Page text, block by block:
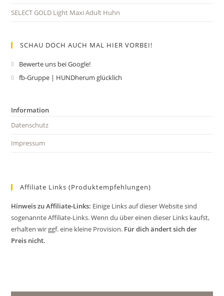
SELECT GOLD Light Maxi Adult Huhn
SCHAU DOCH AUCH MAL HIER VORBEI!
Bewerte uns bei Google!Opens
in
fb-Gruppe | HUNDherum glücklich
Information
Datenschutz
Impressum
Affiliate Links (Produktempfehlungen)
Hinweis zu Affiliate-Links: Einige Links auf dieser Website sind
sogenannte Affiliate-Links. Wenn du über einen dieser Links kaufst,
erhalten wir ggf. eine kleine Provision. Für dich ändert sich der
Preis nicht.